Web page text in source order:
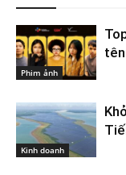
Phim ảnh
Kinh doanh